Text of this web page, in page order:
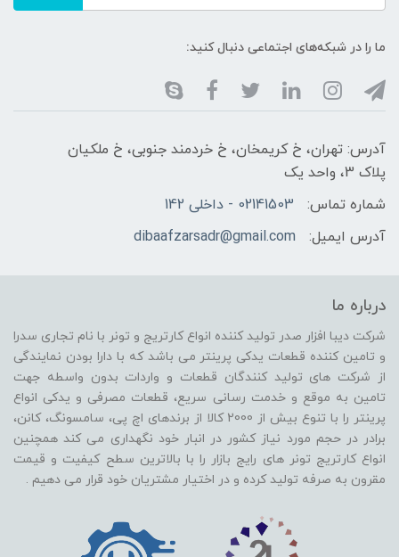
ما را در شبکه‌های اجتماعی دنبال کنید:
آدرس: تهران، خ کریمخان، خ خردمند جنوبی، خ ملکیان
پلاک 3، واحد یک
شماره تماس:
02141503 - داخلی 142
آدرس ایمیل:
dibaafzarsadr@gmail.com
درباره ما
شرکت دیبا افزار صدر تولید کننده انواع کارتریج و تونر با نام تجاری سدرا
و تامین کننده قطعات یدکی پرینتر می باشد که با دارا بودن نمایندگی
از شرکت های تولید کنندگان قطعات و واردات بدون واسطه جهت
تامین به موقع و خدمت رسانی سریع، قطعات مصرفی و یدکی انواع
پرینتر را با تنوع بیش از 2000 کالا از برندهای اچ پی، سامسونگ، کانن،
برادر در حجم مورد نیاز کشور در انبار خود نگهداری می کند همچنین
انواع کارتریج تونر های رایج بازار را با بالاترین سطح کیفیت و قیمت
مقرون به صرفه تولید کرده و در اختیار مشتریان خود قرار می دهیم .